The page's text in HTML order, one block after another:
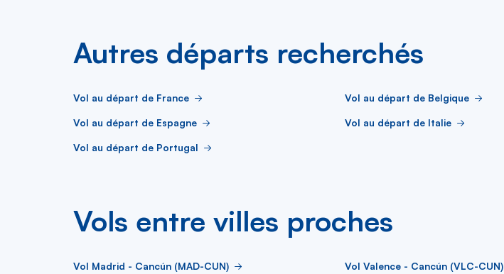
Autres départs recherchés
Vol au départ de France Vol au départ de Belgique
Vol au départ de Espagne Vol au départ de Italie
Vol au départ de Portugal
Vols entre villes proches
Vol Madrid - Cancún (MAD-CUN) Vol Valence - Cancún (VLC-CUN)